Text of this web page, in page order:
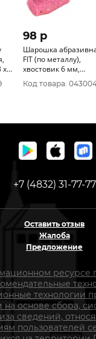
х
98 p
Шарошка
FIT (по металлу),
хвостовик 6 мм,
цилиндр со скосом 18
х 27
Код товара:
+7 (4832) 31-77-77
Оставить отзыв
Жалоба
Предложение
ресурсе
технологии
основе сбора,
сведений,
пользователей